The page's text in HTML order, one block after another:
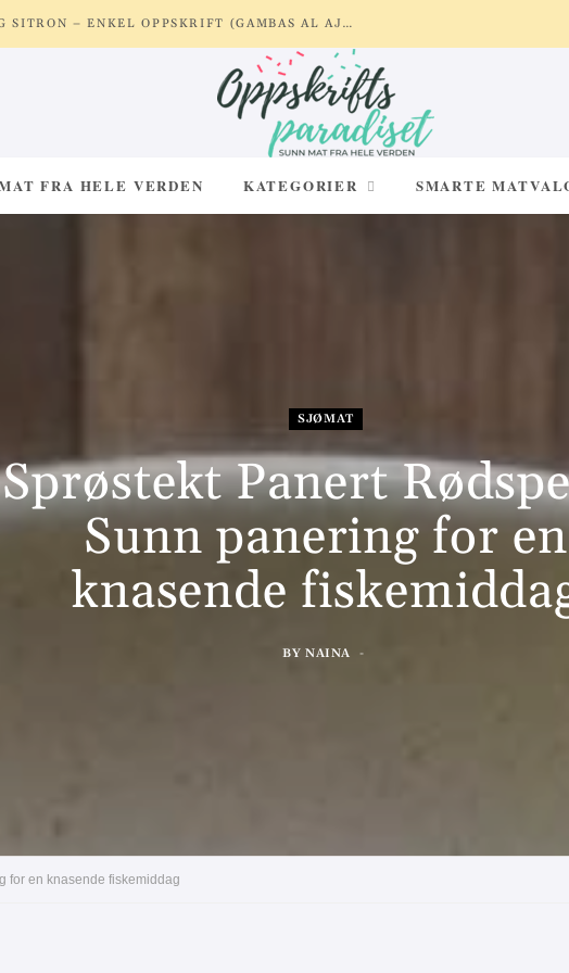
REKER MED HVITLØK OG SITRON – ENKEL OPPSKRIFT (GAMBAS AL AJILLO)
FRA HELE VERDEN KATEGORIER SMARTE
SJØMAT
Sprøstekt Panert
Sunn panering for en
knasende
BY NAINA
for en knasende fiskemiddag